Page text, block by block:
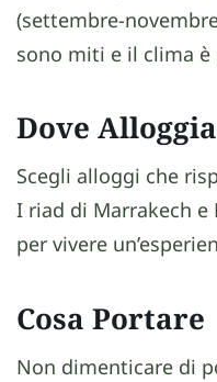
(settembre-
sono miti e il clima è
Dove
Scegli alloggi che
I riad di Marrakech e
per vivere
Cosa Portare
Non dimenticare di